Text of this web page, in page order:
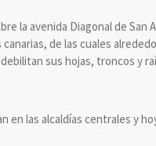
la avenida Diagonal de
de las cuales
sus hojas, troncos y
en las alcaldías centrales y